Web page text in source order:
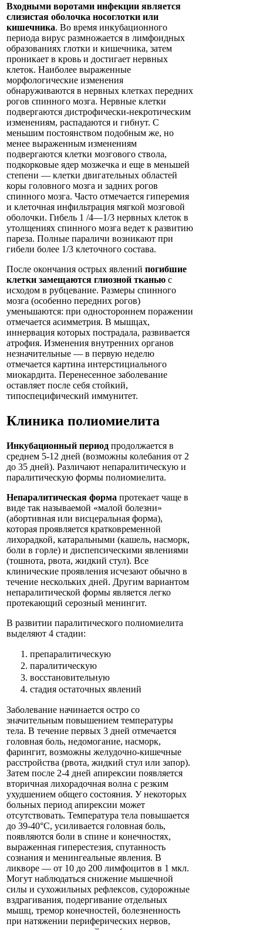
Входными воротами инфекции является
слизистая оболочка носоглотки или
кишечника. Во время инкубационного
периода вирус размножается в лимфоидных
образованиях глотки и кишечника, затем
проникает в кровь и достигает нервных
клеток. Наиболее выраженные
морфологические изменения
обнаруживаются в нервных клетках передних
рогов спинного мозга. Нервные клетки
подвергаются дистрофически-некротическим
изменениям, распадаются и гибнут. С
меньшим постоянством подобным же, но
менее выраженным изменениям
подвергаются клетки мозгового ствола,
подкорковые ядер мозжечка и еще в меньшей
степени — клетки двигательных областей
коры головного мозга и задних рогов
спинного мозга. Часто отмечается гиперемия
и клеточная инфильтрация мягкой мозговой
оболочки. Гибель 1 /4—1/3 нервных клеток в
утолщениях спинного мозга ведет к развитию
пареза. Полные параличи возникают при
гибели более 1/3 клеточного состава.
После окончания острых явлений погибшие
клетки замещаются глиозной тканью с
исходом в рубцевание. Размеры спинного
мозга (особенно передних рогов)
уменьшаются: при одностороннем поражении
отмечается асимметрия. В мышцах,
иннервация которых пострадала, развивается
атрофия. Изменения внутренних органов
незначительные — в первую неделю
отмечается картина интерстициального
миокардита. Перенесенное заболевание
оставляет после себя стойкий,
типоспецифический иммунитет.
Клиника полиомиелита
Инкубационный период продолжается в
среднем 5-12 дней (возможны колебания от 2
до 35 дней). Различают непаралитическую и
паралитическую формы полиомиелита.
Непаралитическая форма протекает чаще в
виде так называемой «малой болезни»
(абортивная или висцеральная форма),
которая проявляется кратковременной
лихорадкой, катаральными (кашель, насморк,
боли в горле) и диспепсическими явлениями
(тошнота, рвота, жидкий стул). Все
клинические проявления исчезают обычно в
течение нескольких дней. Другим вариантом
непаралитической формы является легко
протекающий серозный менингит.
В развитии паралитического полиомиелита
выделяют 4 стадии:
препаралитическую
паралитическую
восстановительную
стадия остаточных явлений
Заболевание начинается остро со
значительным повышением температуры
тела. В течение первых 3 дней отмечается
головная боль, недомогание, насморк,
фарингит, возможны желудочно-кишечные
расстройства (рвота, жидкий стул или запор).
Затем после 2-4 дней апирексии появляется
вторичная лихорадочная волна с резким
ухудшением общего состояния. У некоторых
больных период апирексии может
отсутствовать. Температура тела повышается
до 39-40°С, усиливается головная боль,
появляются боли в спине и конечностях,
выраженная гиперестезия, спутанность
сознания и менингеальные явления. В
ликворе — от 10 до 200 лимфоцитов в 1 мкл.
Могут наблюдаться снижение мышечной
силы и сухожильных рефлексов, судорожные
вздрагивания, подергивание отдельных
мышц, тремор конечностей, болезненность
при натяжении периферических нервов,